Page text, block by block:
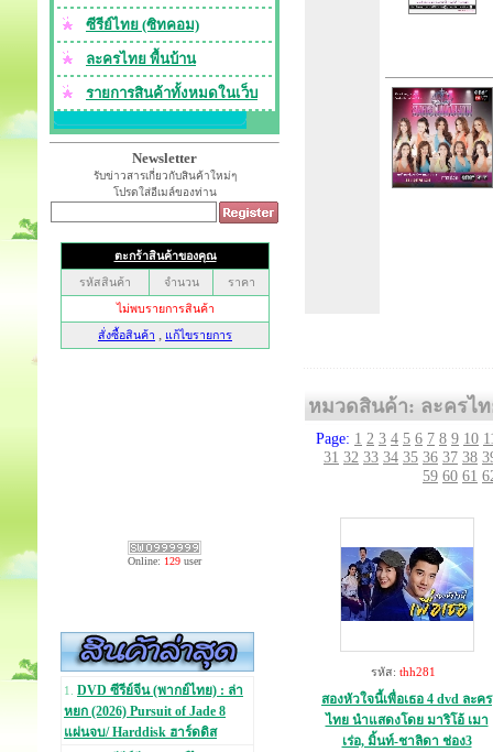
ซีรีย์ไทย (ซิทคอม)
ละครไทย พื้นบ้าน
รายการสินค้าทั้งหมดในเว็บ
Newsletter
รับข่าวสารเกี่ยวกับสินค้าใหม่ๆ
โปรดใส่อีเมล์ของท่าน
Online: 129 user
1. DVD ซีรีย์จีน (พากย์ไทย) : ล่า
หยก (2026) Pursuit of Jade 8
แผ่นจบ/ Harddisk ฮาร์ดดิส
หมวดสินค้า: ละครไท
Page: 1 2 3 4 5 6 7 8 9 10
31 32 33 34 35 36 37 38
59 60 61
รหัส: thh281
สองหัวใจนี้เพื่อเธอ 4 dvd ละคร
ไทย นำแสดงโดย มาริโอ้ เมา
เร่อ, มิ้นท์-ชาลิดา ช่อง3